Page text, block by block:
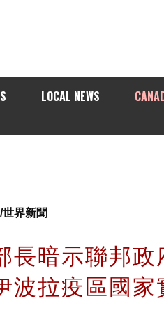
LOCAL NEWS
界新聞
長暗示聯邦政
波拉疫區國家